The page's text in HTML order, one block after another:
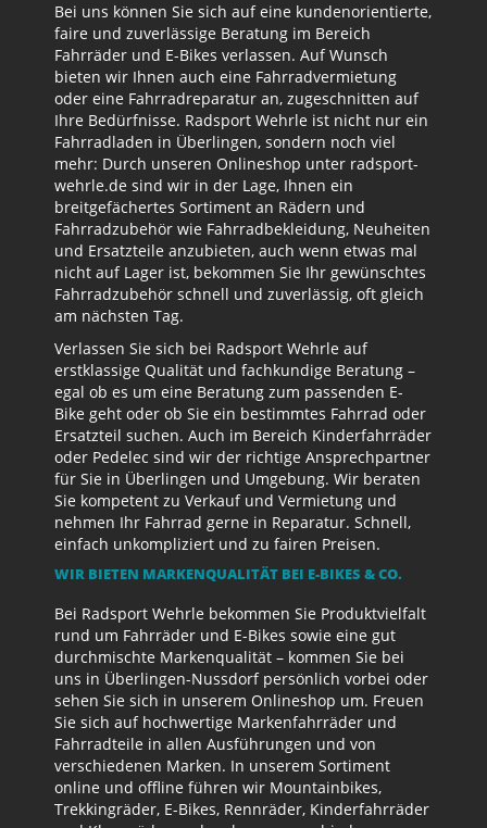
Bei uns können Sie sich auf eine kundenorientierte,
faire und zuverlässige Beratung im Bereich
Fahrräder und E-Bikes verlassen. Auf Wunsch
bieten wir Ihnen auch eine Fahrradvermietung
oder eine Fahrradreparatur an, zugeschnitten auf
Ihre Bedürfnisse. Radsport Wehrle ist nicht nur ein
Fahrradladen in Überlingen, sondern noch viel
mehr: Durch unseren Onlineshop unter radsport-
wehrle.de sind wir in der Lage, Ihnen ein
breitgefächertes Sortiment an Rädern und
Fahrradzubehör wie Fahrradbekleidung, Neuheiten
und Ersatzteile anzubieten, auch wenn etwas mal
nicht auf Lager ist, bekommen Sie Ihr gewünschtes
Fahrradzubehör schnell und zuverlässig, oft gleich
am nächsten Tag.
Verlassen Sie sich bei Radsport Wehrle auf
erstklassige Qualität und fachkundige Beratung –
egal ob es um eine Beratung zum passenden E-
Bike geht oder ob Sie ein bestimmtes Fahrrad oder
Ersatzteil suchen. Auch im Bereich Kinderfahrräder
oder Pedelec sind wir der richtige Ansprechpartner
für Sie in Überlingen und Umgebung. Wir beraten
Sie kompetent zu Verkauf und Vermietung und
nehmen Ihr Fahrrad gerne in Reparatur. Schnell,
einfach unkompliziert und zu fairen Preisen.
WIR BIETEN MARKENQUALITÄT BEI E-BIKES & CO.
Bei Radsport Wehrle bekommen Sie Produktvielfalt
rund um Fahrräder und E-Bikes sowie eine gut
durchmischte Markenqualität – kommen Sie bei
uns in Überlingen-Nussdorf persönlich vorbei oder
sehen Sie sich in unserem Onlineshop um. Freuen
Sie sich auf hochwertige Markenfahrräder und
Fahrradteile in allen Ausführungen und von
verschiedenen Marken. In unserem Sortiment
online und offline führen wir Mountainbikes,
Trekkingräder, E-Bikes, Rennräder, Kinderfahrräder